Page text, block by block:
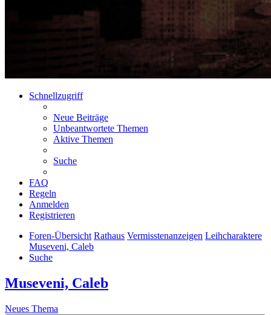
Schnellzugriff
Neue Beiträge
Unbeantwortete Themen
Aktive Themen
Suche
FAQ
Regeln
Anmelden
Registrieren
Foren-Übersicht Rathaus Vermisstenanzeigen Leihcharaktere
Museveni, Caleb
Suche
Museveni, Caleb
Neues Thema